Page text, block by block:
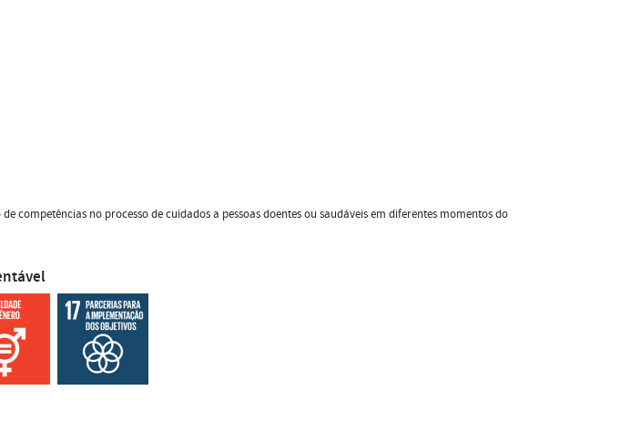
competências no processo de cuidados a pessoas doentes ou saudáveis em diferentes momentos do